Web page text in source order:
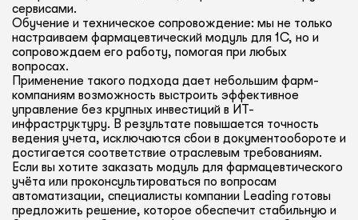
сервисами.
Обучение и техническое сопровождение: мы не только
настраиваем фармацевтический модуль для 1С, но и
сопровождаем его работу, помогая при любых
вопросах.
Применение такого подхода дает небольшим фарм-
компаниям возможность выстроить эффективное
управление без крупных инвестиций в ИТ-
инфраструктуру. В результате повышается точность
ведения учета, исключаются сбои в документообороте и
достигается соответствие отраслевым требованиям.
Если вы хотите заказать модуль для фармацевтического
учёта или проконсультироваться по вопросам
автоматизации, специалисты компании Leading готовы
предложить решение, которое обеспечит стабильную и